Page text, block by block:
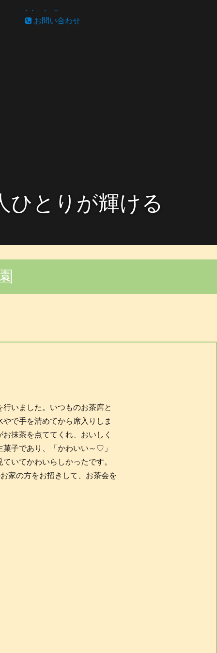
お問い合わせ
ひとりが輝ける
いました。いつものお茶席と
で手を清めてから席入りしま
抹茶を点ててくれ、おいしく
子であり、「かわいい～♡」
いてかわいらしかったです。
家の方をお招きして、お茶会を